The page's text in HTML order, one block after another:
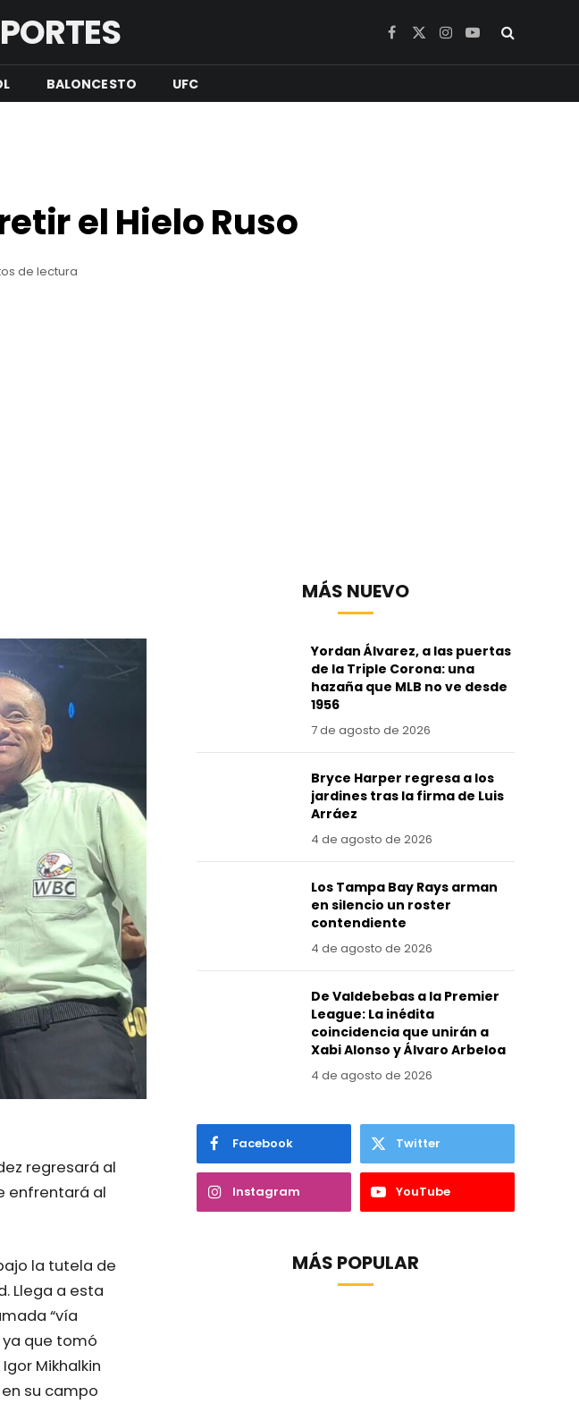
Facebook
X
Instagram
YouTube
BALONCESTO UFC
el Hielo Ruso
de lectura
regresará al
enfrentará al
la tutela de
Llega a esta
“vía
ya que tomó
Mikhalkin
su campo
MÁS NUEVO
Yordan Álvarez, a las puertas
de la Triple Corona: una
hazaña que MLB no ve desde
1956
7 de agosto de 2026
Bryce Harper regresa a los
jardines tras la firma de Luis
Arráez
4 de agosto de 2026
Los Tampa Bay Rays arman
en silencio un roster
contendiente
4 de agosto de 2026
De Valdebebas a la Premier
League: La inédita
coincidencia que unirán a
Xabi Alonso y Álvaro Arbeloa
4 de agosto de 2026
Facebook Twitter
Instagram YouTube
MÁS POPULAR